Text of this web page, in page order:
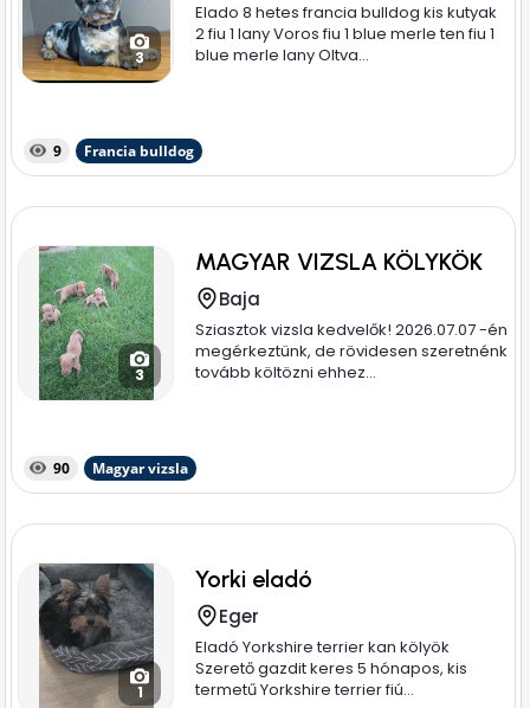
3
Elado 8 hetes francia bulldog kis kutyak
2 fiu 1 lany Voros fiu 1 blue merle ten fiu 1
blue merle lany Oltva...
9 Francia bulldog
3
MAGYAR VIZSLA KÖLYKÖK
Baja
Sziasztok vizsla kedvelők! 2026.07.07 -én
megérkeztünk, de rövidesen szeretnénk
tovább költözni ehhez...
90 Magyar vizsla
1
Yorki eladó
Eger
Eladó Yorkshire terrier kan kölyök
Szerető gazdit keres 5 hónapos, kis
termetű Yorkshire terrier fiú...